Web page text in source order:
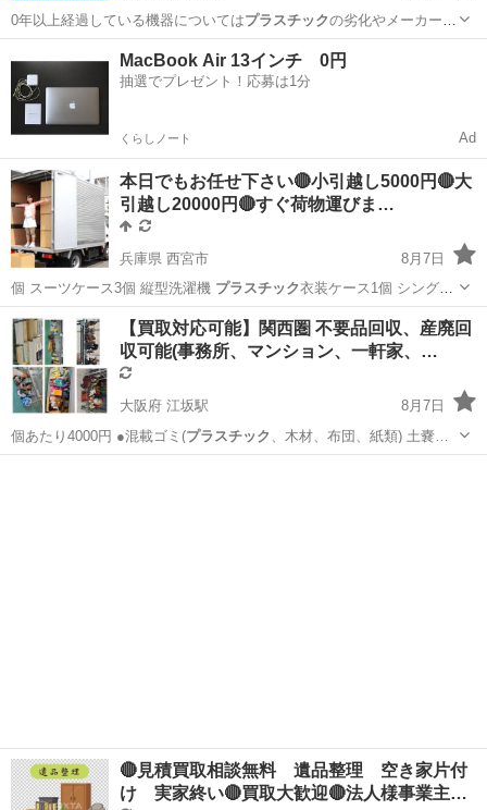
0年以上経過している機器についてはプラスチックの劣化やメーカーの
部品保存期間が過…
エアコン掃除
MacBook Air 13インチ 0円
抽選でプレゼント！応募は1分
くらしノート Ad
本日でもお任せ下さい🔴小引越し5000円🔴大
引越し20000円🔴すぐ荷物運びま…
兵庫県 西宮市
8月7日
個 スーツケース3個 縦型洗濯機 プラスチック衣装ケース1個 シングル
マットレス…
兵庫 西宮市 引っ越し 無料
【買取対応可能】関西圏 不要品回収、産廃回
収可能(事務所、マンション、一軒家、…
大阪府 江坂駅
8月7日
個あたり4000円 ●混載ゴミ(プラスチック 、木材、布団、紙類) 土嚢…
🔴見積買取相談無料 遺品整理 空き家片付
け 実家終い🔴買取大歓迎🔴法人様事業主…